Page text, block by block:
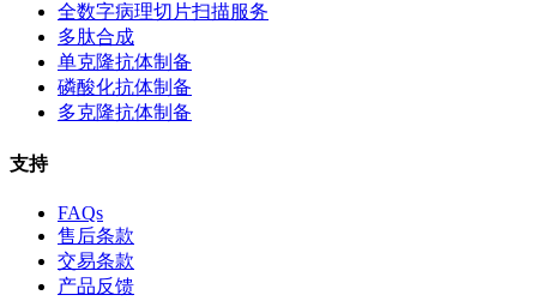
全数字病理切片扫描服务
多肽合成
单克隆抗体制备
磷酸化抗体制备
多克隆抗体制备
支持
FAQs
售后条款
交易条款
产品反馈